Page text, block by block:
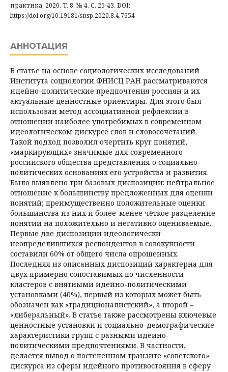
практика, 2020. Т. 8. № 4. С. 25-43. DOI:
https://doi.org/10.19181/snsp.2020.8.4.7654
АННОТАЦИЯ
В статье на основе социологических исследований
Института социологии ФНИСЦ РАН рассматриваются
идейно-политические предпочтения россиян и их
актуальные ценностные ориентиры. Для этого был
использован метод ассоциативной рефлексии в
отношении наиболее употребимых в современном
идеологическом дискурсе слов и словосочетаний.
Такой подход позволил очертить круг понятий,
«маркирующих» значимые для современного
российского общества представления о социально-
политических основаниях его устройства и развития.
Было выявлено три базовых диспозиции: нейтральное
отношение к большинству предложенных для оценки
понятий; преимущественно положительные оценки
большинства из них и более-менее чёткое разделение
понятий на положительно и негативно оцениваемые.
Первые две диспозиции идеологически
неопределившихся респондентов в совокупности
составили 60% от общего числа опрошенных.
Последняя из описанных диспозиций характерна для
двух примерно сопоставимых по численности
кластеров с внятными идейно-политическими
установками (40%), первый из которых может быть
обозначен как «традиционалистский», а второй –
«либеральный». В статье также рассмотрены ключевые
ценностные установки и социально-демографические
характеристики групп с разными идейно-
политическими предпочтениями. В частности,
делается вывод о постепенном транзите «советского»
дискурса из сферы идейного противостояния в сферу